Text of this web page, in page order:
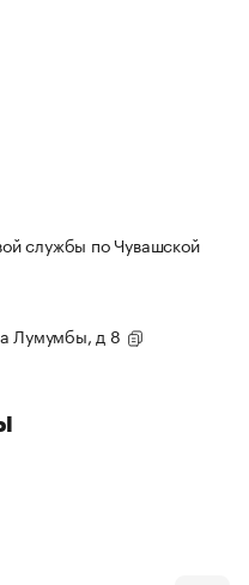
службы по Чувашской
Лумумбы, д 8